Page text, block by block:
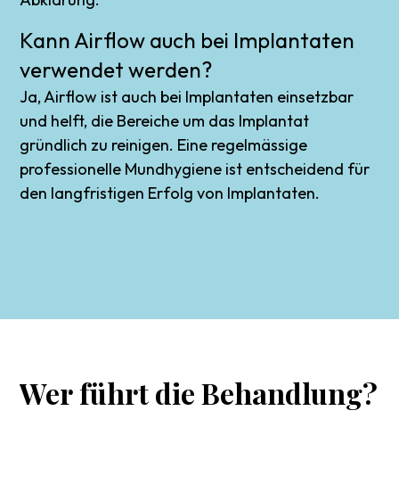
Kann Airflow auch bei Implantaten
verwendet werden?
Ja, Airflow ist auch bei Implantaten einsetzbar
und helft, die Bereiche um das Implantat
gründlich zu reinigen. Eine regelmässige
professionelle Mundhygiene ist entscheidend für
den langfristigen Erfolg von Implantaten.
WerführtdieBehandlung?